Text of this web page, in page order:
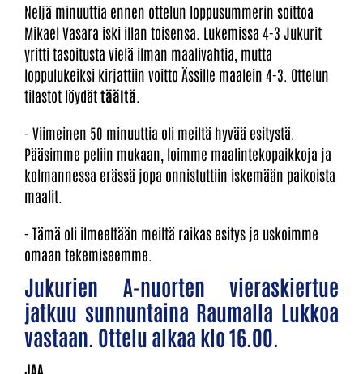
Neljä minuuttia ennen ottelun loppusummerin soittoa
Mikael Vasara iski illan toisensa. Lukemissa 4-3 Jukurit
yritti tasoitusta vielä ilman maalivahtia, mutta
loppulukeiksi kirjattiin voitto Ässille maalein 4-3. Ottelun
tilastot löydättäältä
- Viimeinen 50 minuuttia oli meiltä hyvää esitystä.
Pääsimme peliin mukaan, loimme maalintekopaikkoja ja
kolmannessa erässä jopa onnistuttiin iskemään paikoista
maalit.
- Tämä oli ilmeeltään meiltä raikas esitys ja uskoimme
omaan tekemiseemme.
Jukurien A-nuorten vieraskiertue
jatkuu sunnuntaina Raumalla Lukkoa
vastaan. Ottelu alkaa klo 16.00.